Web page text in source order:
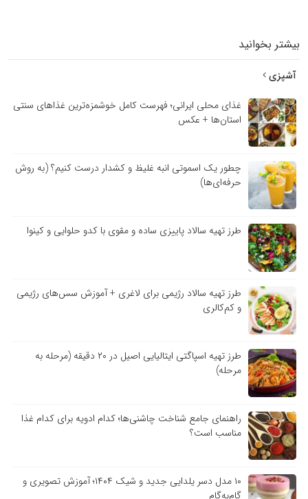
بیشتر بخوانید
آشپزی
غذای محلی ایرانی؛ فهرست کامل خوشمزه‌ترین غذاهای سنتی
استان‌ها + عکس
چطور یک اسموتی انبه غلیظ و کشدار درست کنیم؟ (به روش
حرفه‌ای‌ها)
طرز تهیه سالاد پاییزی ساده و مقوی با کدو حلوایی و کینوا
طرز تهیه سالاد رژیمی برای لاغری + آموزش سس‌های رژیمی
و کم‌کالری
طرز تهیه اسپاگتی ایتالیایی اصیل در ۲۰ دقیقه (مرحله به
مرحله)
راهنمای جامع شناخت چاشنی‌ها؛ کدام ادویه برای کدام غذا
مناسب است؟
۱۰ مدل دسر یلدایی جدید و شیک ۱۴۰۴؛ آموزش تصویری و
گام‌به‌گام